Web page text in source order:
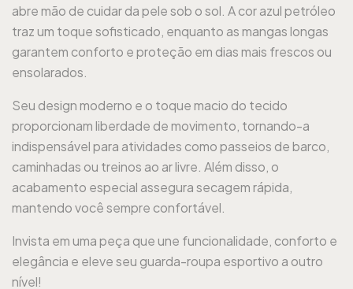
abre mão de cuidar da pele sob o sol. A cor azul petróleo
traz um toque sofisticado, enquanto as mangas longas
garantem conforto e proteção em dias mais frescos ou
ensolarados.
Seu design moderno e o toque macio do tecido
proporcionam liberdade de movimento, tornando-a
indispensável para atividades como passeios de barco,
caminhadas ou treinos ao ar livre. Além disso, o
acabamento especial assegura secagem rápida,
mantendo você sempre confortável.
Invista em uma peça que une funcionalidade, conforto e
elegância e eleve seu guarda-roupa esportivo a outro
nível!